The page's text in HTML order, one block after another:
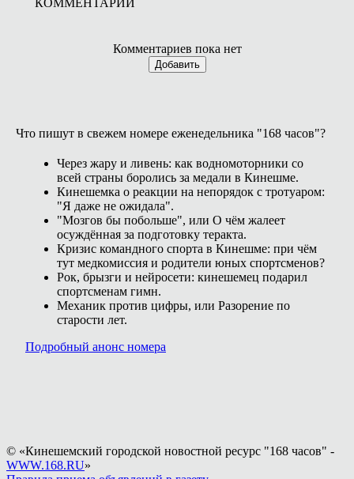
КОММЕНТАРИИ
Комментариев пока нет
Добавить
Что пишут в свежем номере еженедельника "168 часов"?
Через жару и ливень: как водномоторники со
всей страны боролись за медали в Кинешме.
Кинешемка о реакции на непорядок с тротуаром:
"Я даже не ожидала".
"Мозгов бы побольше", или О чём жалеет
осуждённая за подготовку теракта.
Кризис командного спорта в Кинешме: при чём
тут медкомиссия и родители юных спортсменов?
Рок, брызги и нейросети: кинешемец подарил
спортсменам гимн.
Механик против цифры, или Разорение по
старости лет.
Подробный анонс номера
© «Кинешемский городской новостной ресурс "168 часов" -
WWW.168.RU»